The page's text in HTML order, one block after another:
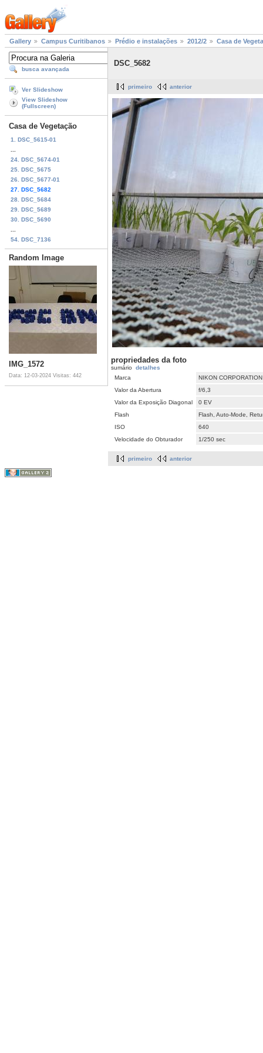
Gallery Campus Curitibanos Prédio e instalações 2012/2 Casa de
busca avançada
Ver Slideshow
View Slideshow
(Fullscreen)
Casa de Vegetação
1. DSC_5615-01
24. DSC_5674-01
25. DSC_5675
26. DSC_5677-01
27. DSC_5682
28. DSC_5684
29. DSC_5689
30. DSC_5690
54. DSC_7136
Random Image
IMG_1572
Data: 12-03-2024 Visitas: 442
DSC_5682
primeiro anterior
propriedades da foto
sumário detalhes
Marca
NIKON CORPORATION
Valor da Abertura
f/6,3
Valor da Exposição Diagonal
0 EV
Flash
Flash, Auto-Mode,
ISO
640
Velocidade do Obturador
1/250 sec
primeiro anterior